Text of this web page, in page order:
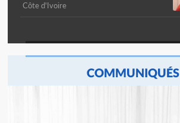
Côte d'Ivoire
COMMUNIQUÉS